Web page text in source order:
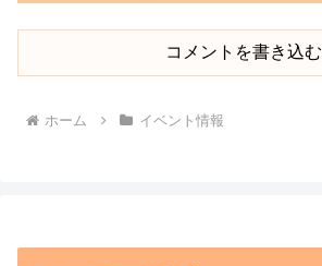
コメントを書き込む
ホーム イベント情報